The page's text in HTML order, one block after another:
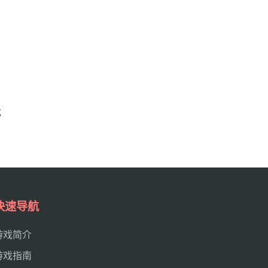
速导航
戏简介
戏指南